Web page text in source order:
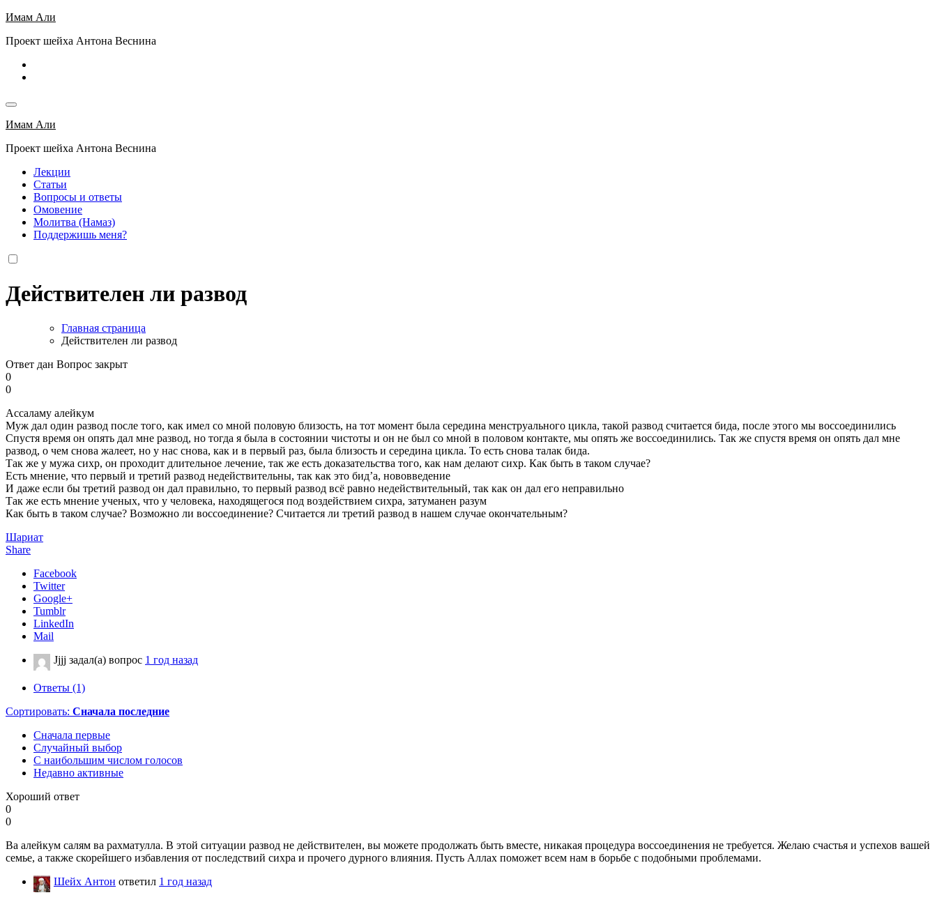
Перейти
содержимому
Имам Али
Проект шейха Антона Веснина
Имам Али
Проект шейха Антона Веснина
Лекции
Статьи
Вопросы и ответы
Омовение
Молитва (Намаз)
Поддержишь меня?
Действителен ли развод
Главная страница
Действителен ли развод
Ответ дан Вопрос закрыт
0
0
Ассаламу алейкум
Муж дал один развод после того, как имел со мной половую близость, на тот момент была середина менструального цикла, такой развод считается бида, после этого мы воссоединились
Спустя время он опять дал мне развод, но тогда я была в состоянии чистоты и он не был со мной в половом контакте, мы опять же воссоединились. Так же спустя время он опять дал мне
развод, о чем снова жалеет, но у нас снова, как и в первый раз, была близость и середина цикла. То есть снова талак бида.
Так же у мужа сихр, он проходит длительное лечение, так же есть доказательства того, как нам делают сихр. Как быть в таком случае?
Есть мнение, что первый и третий развод недействительны, так как это бид’а, нововведение
И даже если бы третий развод он дал правильно, то первый развод всё равно недействительный, так как он дал его неправильно
Так же есть мнение ученых, что у человека, находящегося под воздействием сихра, затуманен разум
Как быть в таком случае? Возможно ли воссоединение? Считается ли третий развод в нашем случае окончательным?
Шариат
Share
Facebook
Twitter
Google+
Tumblr
LinkedIn
Mail
Jjjj задал(а) вопрос 1 год назад
Ответы (1)
Сортировать: Сначала последние
Сначала первые
Случайный выбор
С наибольшим числом голосов
Недавно активные
Хороший ответ
0
0
Ва алейкум салям ва рахматулла. В этой ситуации развод не действителен, вы можете продолжать быть вместе, никакая процедура воссоединения не требуется. Желаю счастья и успехов вашей
семье, а также скорейшего избавления от последствий сихра и прочего дурного влияния. Пусть Аллах поможет всем нам в борьбе с подобными проблемами.
Шейх Антон ответил 1 год назад